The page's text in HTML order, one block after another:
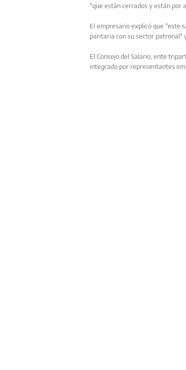
"que están cerrados y están por
El empresario explicó que "este
paritaria con su sector patronal"
El Consejo del Salario, ente
integrado por representantes